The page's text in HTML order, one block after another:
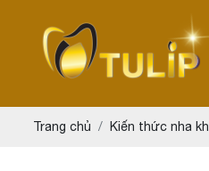
Trang chủ Kiến thức nha